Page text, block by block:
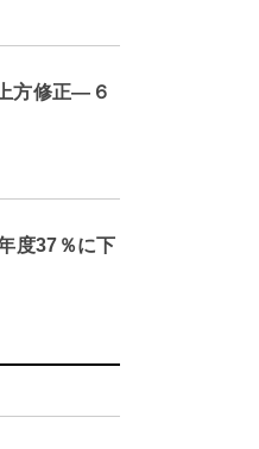
方修正―６
度37％に下